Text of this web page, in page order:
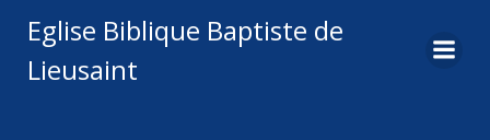
au
Eglise Biblique Baptiste de
Lieusaint